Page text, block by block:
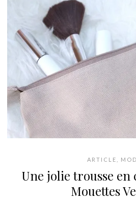
ARTICLE
Une jolie trousse en
Mouettes